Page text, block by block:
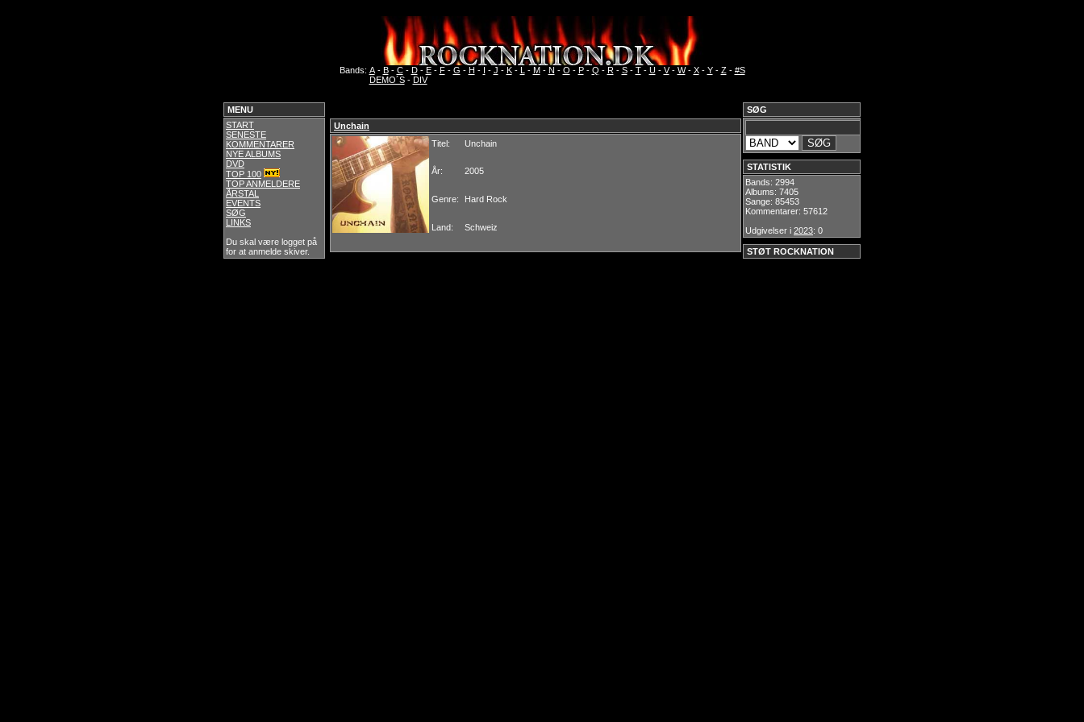
Bands: A- B- C- D- E- F- G - H - I - J - K- L - M- N - O - P- Q - R- S- T- U- V- W- X- Y- Z- #S
DEMO´S- DIV
MENU
START
SENESTE
KOMMENTARER
NYE ALBUMS
DVD
TOP 100
TOP ANMELDERE
ÅRSTAL
EVENTS
SØG
LINKS
Du skal være logget på
for at anmelde skiver.
SØG
STATISTIK
Bands: 2994
Albums: 7405
Sange: 85453
Kommentarer: 57612
Udgivelser i 2023: 0
STØT ROCKNATION
Unchain
Titel:
Unchain
År: 2005
Genre: Hard Rock
Land: Schweiz